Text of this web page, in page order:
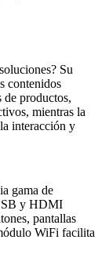
Su
contenidos
de productos,
mientras la
interacción y
gama de
y HDMI
pantallas
WiFi facilita